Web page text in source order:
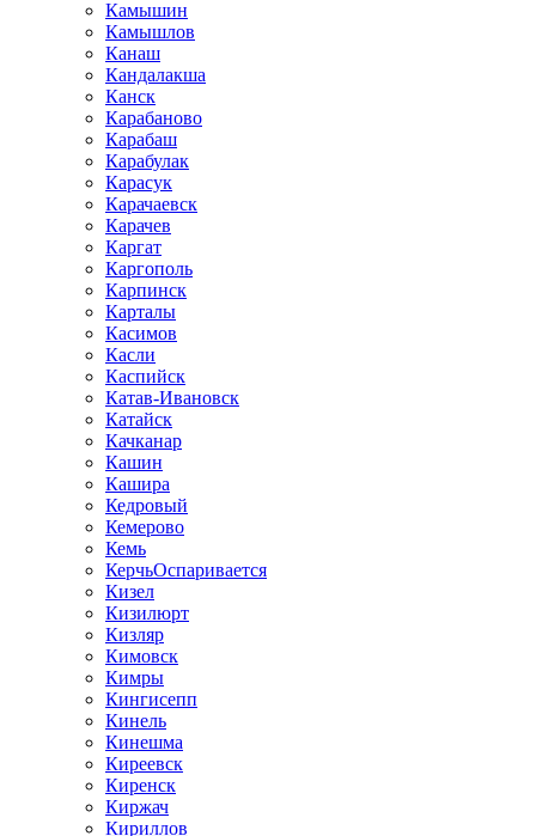
Камышин
Камышлов
Канаш
Кандалакша
Канск
Карабаново
Карабаш
Карабулак
Карасук
Карачаевск
Карачев
Каргат
Каргополь
Карпинск
Карталы
Касимов
Касли
Каспийск
Катав-Ивановск
Катайск
Качканар
Кашин
Кашира
Кедровый
Кемерово
Кемь
КерчьОспаривается
Кизел
Кизилюрт
Кизляр
Кимовск
Кимры
Кингисепп
Кинель
Кинешма
Киреевск
Киренск
Киржач
Кириллов